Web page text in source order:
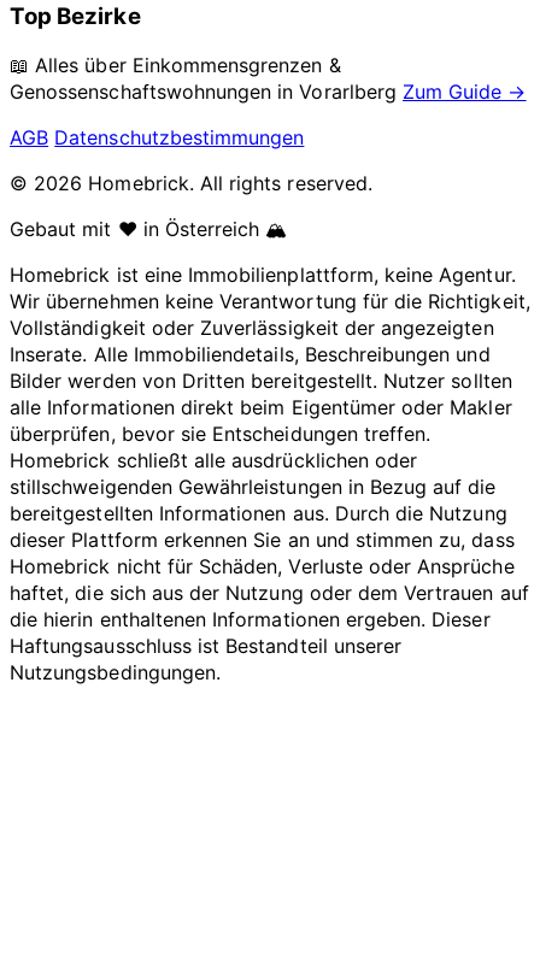
Top Bezirke
📖 Alles über Einkommensgrenzen &
Genossenschaftswohnungen inVorarlberg Zum Guide →
AGB Datenschutzbestimmungen
© 2026 Homebrick. All rights reserved.
Gebaut mit ❤️ in Österreich 🏔️
Homebrick ist eine Immobilienplattform, keine Agentur.
Wir übernehmen keine Verantwortung für die Richtigkeit,
Vollständigkeit oder Zuverlässigkeit der angezeigten
Inserate. Alle Immobiliendetails, Beschreibungen und
Bilder werden von Dritten bereitgestellt. Nutzer sollten
alle Informationen direkt beim Eigentümer oder Makler
überprüfen, bevor sie Entscheidungen treffen.
Homebrick schließt alle ausdrücklichen oder
stillschweigenden Gewährleistungen in Bezug auf die
bereitgestellten Informationen aus. Durch die Nutzung
dieser Plattform erkennen Sie an und stimmen zu, dass
Homebrick nicht für Schäden, Verluste oder Ansprüche
haftet, die sich aus der Nutzung oder dem Vertrauen auf
die hierin enthaltenen Informationen ergeben. Dieser
Haftungsausschluss ist Bestandteil unserer
Nutzungsbedingungen.